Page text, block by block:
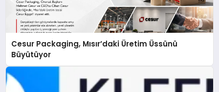
Cesur Packaging, Mısır’daki Üretim Üssünü
Büyütüyor